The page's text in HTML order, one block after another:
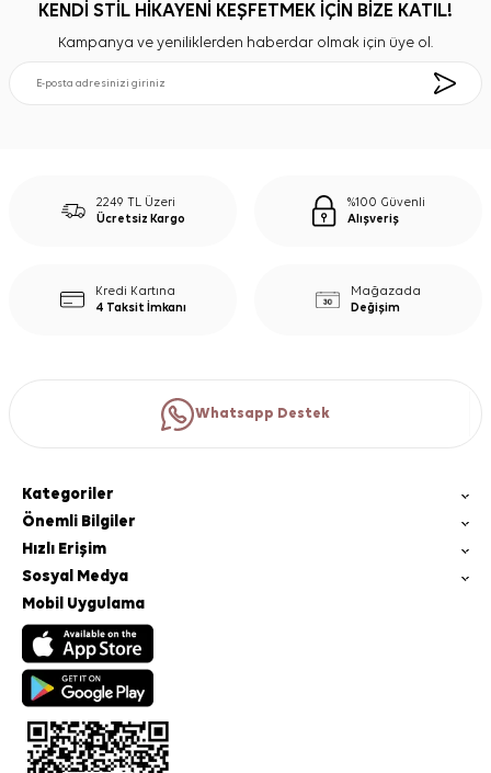
KENDİ STİL HİKAYENİ KEŞFETMEK İÇİN BİZE KATIL!
Kampanya ve yeniliklerden haberdar olmak için üye ol.
2249 TL Üzeri
Ücretsiz Kargo
%100 Güvenli
Alışveriş
Kredi Kartına
4 Taksit İmkanı
Mağazada
Değişim
Whatsapp Destek
Kategoriler
Önemli Bilgiler
Hızlı Erişim
Sosyal Medya
Mobil Uygulama